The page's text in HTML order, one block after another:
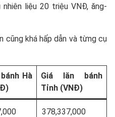
liệu 20 triệu VNĐ, ăng-
cũng khá hấp dẫn và từng cụ
Hà
Giá lăn bánh
Tỉnh (VNĐ)
378,337,000